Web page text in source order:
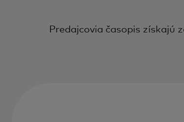
Predajcovia časopis získajú